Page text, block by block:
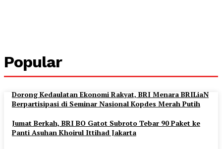
Popular
Dorong Kedaulatan Ekonomi Rakyat, BRI Menara BRILiaN
Berpartisipasi di Seminar Nasional Kopdes Merah Putih
Jumat Berkah, BRI BO Gatot Subroto Tebar 90 Paket ke
Panti Asuhan Khoirul Ittihad Jakarta